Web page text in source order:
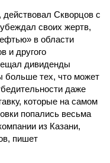
действовал Скворцов с
своих жертв,
в области
и другого
дивиденды
больше тех, что может
даже
которые на самом
попались весьма
из Казани,
пишет